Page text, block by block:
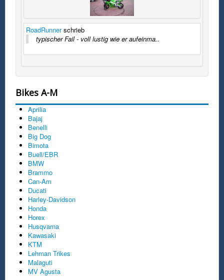
RoadRunnerschrieb
typischer Fail - voll lustig wie er aufeinma..
Bikes A-M
Aprilia
Bajaj
Benelli
Big Dog
Bimota
Buell/EBR
BMW
Brammo
Can-Am
Ducati
Harley-Davidson
Honda
Horex
Husqvarna
Kawasaki
KTM
Lehman Trikes
Malaguti
MV Agusta